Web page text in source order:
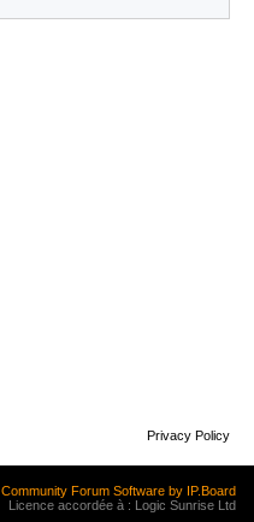
Privacy Policy
Community Forum Software by IP.Board
Licence accordée à : Logic Sunrise Ltd